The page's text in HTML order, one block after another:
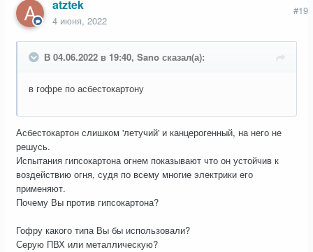
atztek
4 июня, 2022
#19
В 04.06.2022 в 19:40, Sano сказал(а):
в гофре по асбестокартону
Асбестокартон слишком 'летучий' и канцерогенный, на него не
решусь.
Испытания гипсокартона огнем показывают что он устойчив к
воздействию огня, судя по всему многие электрики его
применяют.
Почему Вы против гипсокартона?
Гофру какого типа Вы бы использовали?
Серую ПВХ или металлическую?